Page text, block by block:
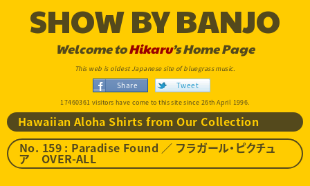
SHOW BY BANJO
Welcome toHikaru’s Home Page
This web is oldest Japanese site of bluegrass music.
Share Tweet
17460361 visitors have come to this site since 26th April 1996.
Hawaiian Aloha Shirts from Our Collection
No. 159 : Paradise Found ／ フラガール・ピクチュ
ア OVER-ALL